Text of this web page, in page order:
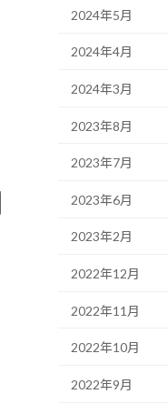
2024年5月
2024年4月
2024年3月
2023年8月
2023年7月
2023年6月
2023年2月
2022年12月
2022年11月
2022年10月
2022年9月